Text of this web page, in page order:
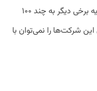
سرمایه‌ای چند ۱۰ میلیاردی دارند و سرمایه برخی دیگر به چند ۱۰۰
شرکت‌ها را نمی‌توان با